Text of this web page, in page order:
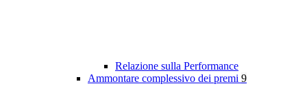
Relazione sulla Performance
Ammontare complessivo dei premi 9